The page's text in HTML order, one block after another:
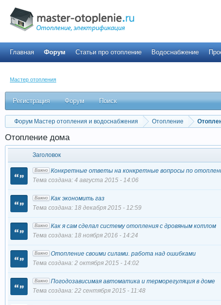
Главная Форум Статьи про отопление Водоснабжение
Мастер отопления
Регистрация Форум Поиск
Форум Мастер отопления и водоснабжения Отопление
Отопление дома
Заголовок
Важно Конкретные ответы на конкретные вопросы по
Тема создана: 4 августа 2015 - 14:06
Важно Как экономить газ
Тема создана: 18 декабря 2015 - 12:59
Важно Как я сам сделал систему отопления с дровяным котлом
Тема создана: 18 ноября 2016 - 14:24
Важно Отопление своими силами. работа над ошибками
Тема создана: 2 октября 2015 - 14:02
Важно Погодозависимая автоматика и терморегуляция в доме
Тема создана: 22 сентября 2015 - 11:48